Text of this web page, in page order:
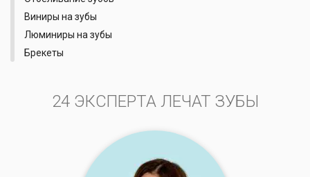
Виниры на зубы
Люминиры на зубы
Брекеты
24 ЭКСПЕРТА ЛЕЧАТ ЗУБЫ